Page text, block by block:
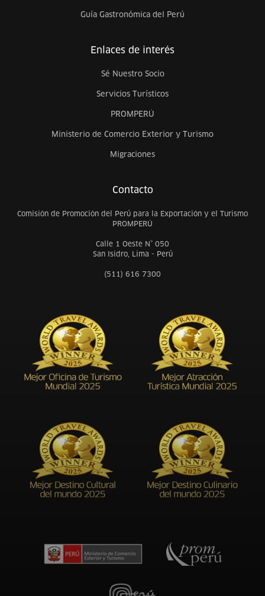
Guía Gastronómica del Perú
Enlaces de interés
Sé Nuestro Socio
Servicios Turísticos
PROMPERÚ
Ministerio de Comercio Exterior y Turismo
Migraciones
Contacto
Comisión de Promoción del Perú para la Exportación y el Turismo
PROMPERÚ
Calle 1 Oeste N° 050
San Isidro, Lima - Perú
(511) 616 7300